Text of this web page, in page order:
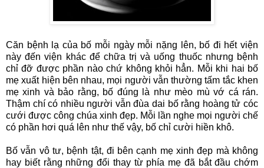
Căn bệnh lạ của bố mỗi ngày mỗi nặng lên, bố đi hết viện
này đến viện khác để chữa trị và uống thuốc nhưng bệnh
chỉ đỡ được phần nào chứ không khỏi hẳn. Mỗi khi hai bố
mẹ xuất hiện bên nhau, mọi người vẫn thường tấm tắc khen
mẹ xinh và bảo rằng, bố đúng là như mèo mù vớ cá rán.
Thậm chí có nhiều người vẫn đùa dai bố rằng hoàng tử cóc
cưới được công chúa xinh đẹp. Mỗi lần nghe mọi người chế
có phần hơi quá lên như thế vậy, bố chỉ cười hiền khô.
Bố vẫn vô tư, bệnh tật, đi bên cạnh mẹ xinh đẹp mà không
hay biết rằng những đổi thay từ phía mẹ đã bắt đầu chớm